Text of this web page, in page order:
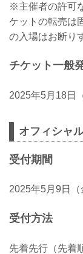
※主催者の許可
ケットの転売は
の入場はお断り
チケット一般
2025年5月18日
オフィシャ
受付期間
2025年5月9日
受付方法
先着先行（先着